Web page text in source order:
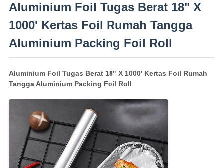
Aluminium Foil Tugas Berat 18" X
1000' Kertas Foil Rumah Tangga
Aluminium Packing Foil Roll
Aluminium Foil Tugas Berat 18" X 1000' Kertas Foil Rumah
Tangga Aluminium Packing Foil Roll